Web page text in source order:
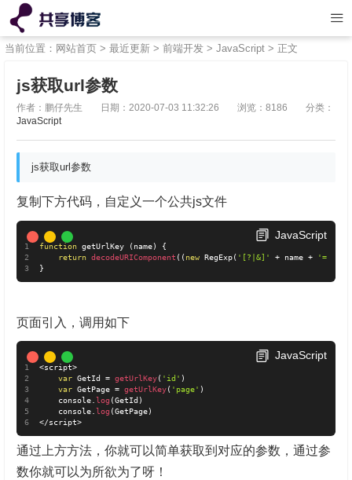
当前位置： 网站首页 > 最近更新 > 前端开发 > JavaScript > 正文
js获取url参数
作者：鹏仔先生 日期：2020-07-03 11:32:26 浏览：8186
分类：
JavaScript
js获取url参数
复制下方代码，自定义一个公共js文件
JavaScript
function getUrlKey ( name)
{
return decodeURIComponent ( ( new RegExp( '[?|&]' + name + '='
}
页面引入，调用如下
JavaScript
<script>
var GetId = getUrlKey( 'id' )
var GetPage = getUrlKey( 'page' )
	console
. log (GetId )
	console
. log (GetPage)
</script>
通过上方方法，你就可以简单获取到对应的参数，通过参
数你就可以为所欲为了呀！